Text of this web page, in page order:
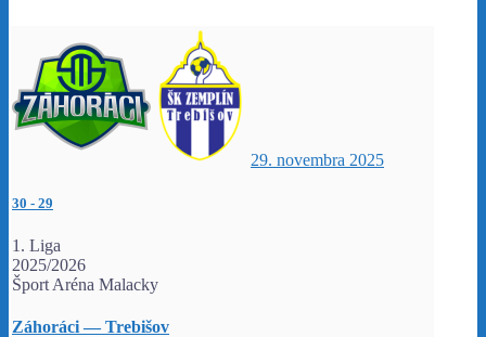
29. novembra 2025
30 - 29
1. Liga
2025/2026
Šport Aréna Malacky
Záhoráci — Trebišov